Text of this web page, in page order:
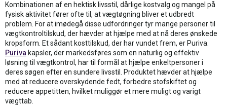
Kombinationen af en hektisk livsstil, dårlige kostvalg og mangel på
fysisk aktivitet fører ofte til, at vægtøgning bliver et udbredt
problem. For at imødegå disse udfordringer tyr mange personer til
vægtkontroltilskud, der hævder at hjælpe med at nå deres ønskede
kropsform. Et sådant kosttilskud, der har vundet frem, er Puriva.
Puriva kapsler, der markedsføres som en naturlig og effektiv
løsning til vægtkontrol, har til formål at hjælpe enkeltpersoner i
deres søgen efter en sundere livsstil. Produktet hævder at hjælpe
med at reducere overskydende fedt, forbedre stofskiftet og
reducere appetitten, hvilket muliggør et mere muligt og varigt
vægttab.